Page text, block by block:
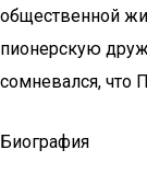
общественной
пионерскую
сомневался, что
Биография